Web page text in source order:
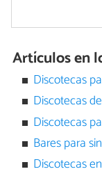
Artículos en
Discotecas
Discotecas
Discotecas
Bares para
Discotecas